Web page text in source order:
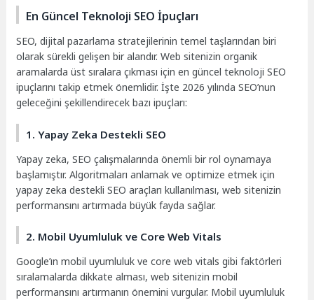
En Güncel Teknoloji SEO İpuçları
SEO, dijital pazarlama stratejilerinin temel taşlarından biri
olarak sürekli gelişen bir alandır. Web sitenizin organik
aramalarda üst sıralara çıkması için en güncel teknoloji SEO
ipuçlarını takip etmek önemlidir. İşte 2026 yılında SEO’nun
geleceğini şekillendirecek bazı ipuçları:
1. Yapay Zeka Destekli SEO
Yapay zeka, SEO çalışmalarında önemli bir rol oynamaya
başlamıştır. Algoritmaları anlamak ve optimize etmek için
yapay zeka destekli SEO araçları kullanılması, web sitenizin
performansını artırmada büyük fayda sağlar.
2. Mobil Uyumluluk ve Core Web Vitals
Google’ın mobil uyumluluk ve core web vitals gibi faktörleri
sıralamalarda dikkate alması, web sitenizin mobil
performansını artırmanın önemini vurgular. Mobil uyumluluk